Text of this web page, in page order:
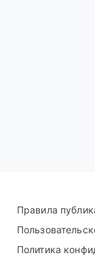
Правила
Политика